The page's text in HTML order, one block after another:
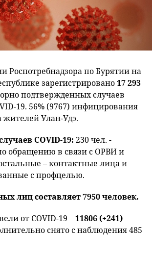
Роспотребнадзора по Бурятии на
зарегистрировано17 293
подтвержденных случаев
19. 56% (9767) инфицирования
жителей Улан-Удэ.
COVID-19: 230 чел. -
обращению в связи с ОРВИ и
– контактные лица и
с профцелью.
лиц составляет 7950 человек.
от COVID-19 –11806 (+241)
снято с наблюдения 485